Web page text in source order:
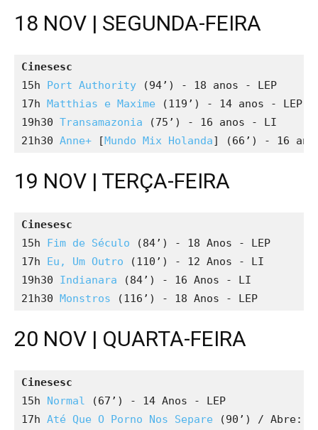
18 NOV | SEGUNDA-FEIRA
Cinesesc
15h Port Authority (94’) - 18 anos - LEP
17h Matthias e Maxime (119’) - 14 anos - LEP
19h30 Transamazonia (75’) - 16 anos - LI
21h30 Anne+ [Mundo Mix Holanda] (66’) - 16
19 NOV | TERÇA-FEIRA
Cinesesc
15h Fim de Século (84’) - 18 Anos - LEP
17h Eu, Um Outro (110’) - 12 Anos - LI
19h30 Indianara (84’) - 16 Anos - LI
21h30 Monstros (116’) - 18 Anos - LEP
20 NOV | QUARTA-FEIRA
Cinesesc
15h Normal (67’) - 14 Anos - LEP
17h Até Que O Porno Nos Separe (90’) / Abre: